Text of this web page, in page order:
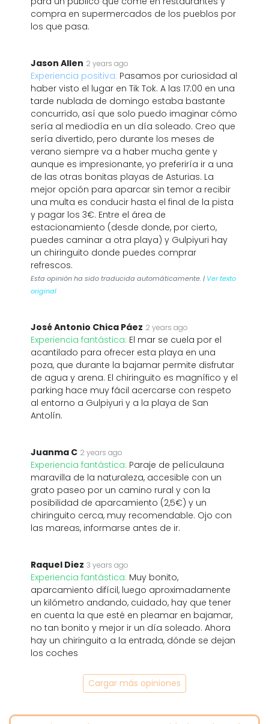
compra en supermercados de los pueblos por
los que pasa.
Jason Allen 2 years ago
Experiencia positiva: Pasamos por curiosidad al
haber visto el lugar en Tik Tok. A las 17:00 en una
tarde nublada de domingo estaba bastante
concurrido, así que solo puedo imaginar cómo
sería al mediodía en un día soleado. Creo que
sería divertido, pero durante los meses de
verano siempre va a haber mucha gente y
aunque es impresionante, yo preferiría ir a una
de las otras bonitas playas de Asturias. La
mejor opción para aparcar sin temor a recibir
una multa es conducir hasta el final de la pista
y pagar los 3€. Entre el área de
estacionamiento (desde donde, por cierto,
puedes caminar a otra playa) y Gulpiyuri hay
un chiringuito donde puedes comprar
refrescos.
Esta opinión ha sido traducida automáticamente. | Ver texto
original
José Antonio Chica Páez 2 years ago
Experiencia fantástica: El mar se cuela por el
acantilado para ofrecer esta playa en una
poza, que durante la bajamar permite disfrutar
de agua y arena. El chiringuito es magnífico y el
parking hace muy fácil acercarse con respeto
al entorno a Gulpiyuri y a la playa de San
Antolín.
Juanma C 2 years ago
Experiencia fantástica: Paraje de películauna
maravilla de la naturaleza, accesible con un
grato paseo por un camino rural y con la
posibilidad de aparcamiento (2,5€) y un
chiringuito cerca, muy recomendable. Ojo con
las mareas, informarse antes de ir.
Raquel Diez 3 years ago
Experiencia fantástica: Muy bonito,
aparcamiento difícil, luego aproximadamente
un kilómetro andando, cuidado, hay que tener
en cuenta la que esté en pleamar en bajamar,
no tan bonito y mejor ir un día soleado. Ahora
hay un chiringuito a la entrada, dónde se dejan
los coches
Cargar más opiniones